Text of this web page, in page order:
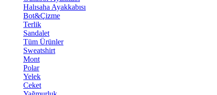
Halısaha Ayakkabısı
Bot&Çizme
Terlik
Sandalet
Tüm Ürünler
Sweatshirt
Mont
Polar
Yelek
Ceket